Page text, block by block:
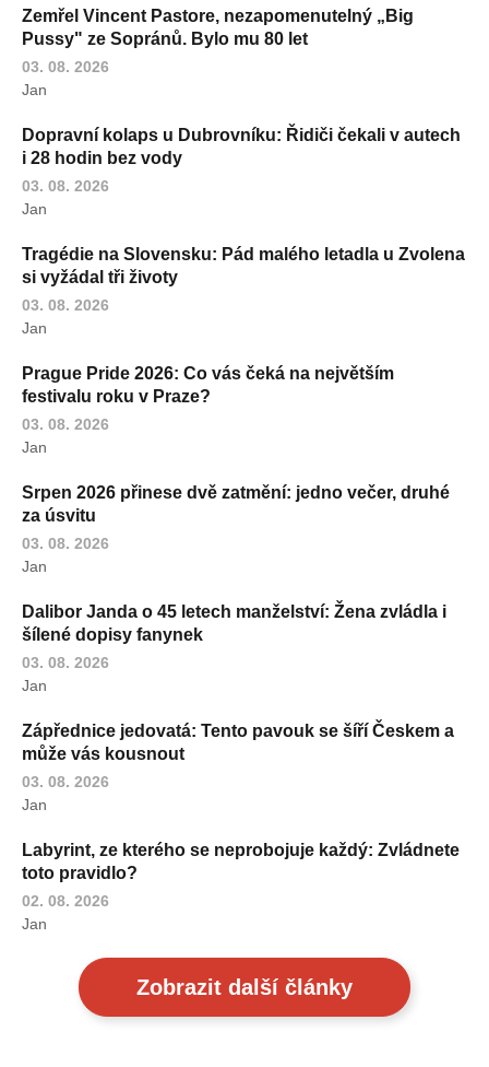
Zemřel Vincent Pastore, nezapomenutelný „Big
Pussy" ze Sopránů. Bylo mu 80 let
03. 08. 2026
Jan
Dopravní kolaps u Dubrovníku: Řidiči čekali v autech
i 28 hodin bez vody
03. 08. 2026
Jan
Tragédie na Slovensku: Pád malého letadla u Zvolena
si vyžádal tři životy
03. 08. 2026
Jan
Prague Pride 2026: Co vás čeká na největším
festivalu roku v Praze?
03. 08. 2026
Jan
Srpen 2026 přinese dvě zatmění: jedno večer, druhé
za úsvitu
03. 08. 2026
Jan
Dalibor Janda o 45 letech manželství: Žena zvládla i
šílené dopisy fanynek
03. 08. 2026
Jan
Zápřednice jedovatá: Tento pavouk se šíří Českem a
může vás kousnout
03. 08. 2026
Jan
Labyrint, ze kterého se neprobojuje každý: Zvládnete
toto pravidlo?
02. 08. 2026
Jan
Zobrazit další články